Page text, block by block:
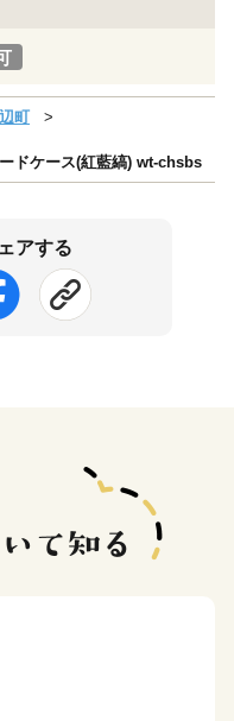
町
ドケース(紅藍縞) wt-chsbs
アする